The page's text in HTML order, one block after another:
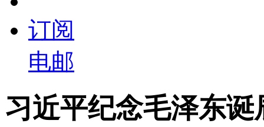
订阅
电邮
习近平纪念毛泽东